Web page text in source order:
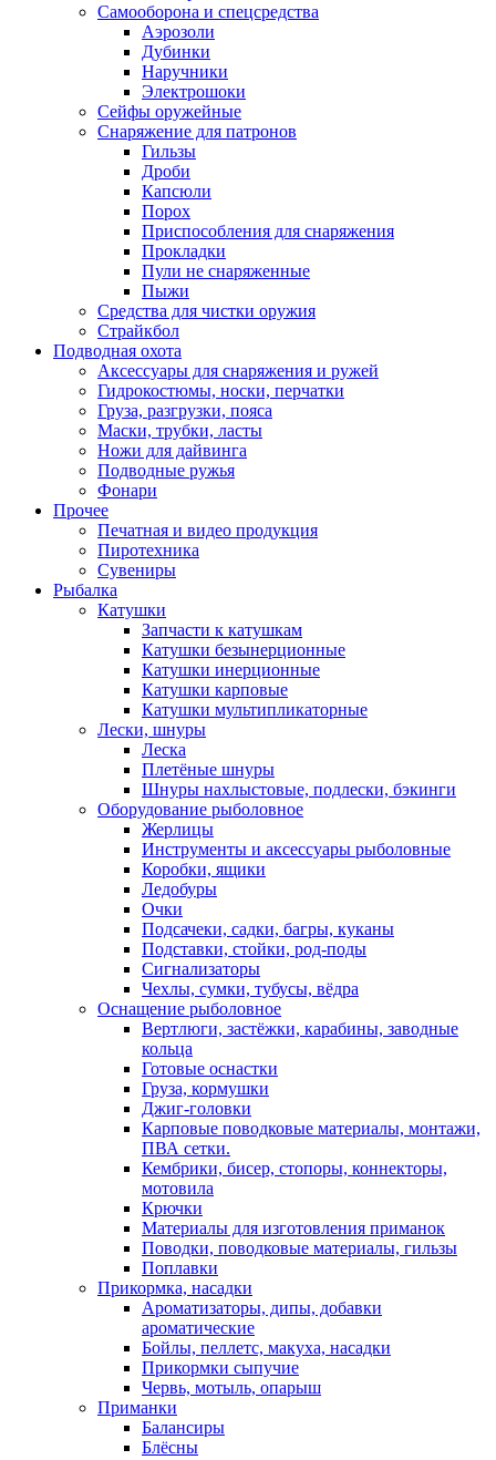
Самооборона и спецсредства
Аэрозоли
Дубинки
Наручники
Электрошоки
Сейфы оружейные
Снаряжение для патронов
Гильзы
Дроби
Капсюли
Порох
Приспособления для снаряжения
Прокладки
Пули не снаряженные
Пыжи
Средства для чистки оружия
Страйкбол
Подводная охота
Аксессуары для снаряжения и ружей
Гидрокостюмы, носки, перчатки
Груза, разгрузки, пояса
Маски, трубки, ласты
Ножи для дайвинга
Подводные ружья
Фонари
Прочее
Печатная и видео продукция
Пиротехника
Сувениры
Рыбалка
Катушки
Запчасти к катушкам
Катушки безынерционные
Катушки инерционные
Катушки карповые
Катушки мультипликаторные
Лески, шнуры
Леска
Плетёные шнуры
Шнуры нахлыстовые, подлески, бэкинги
Оборудование рыболовное
Жерлицы
Инструменты и аксессуары рыболовные
Коробки, ящики
Ледобуры
Очки
Подсачеки, садки, багры, куканы
Подставки, стойки, род-поды
Сигнализаторы
Чехлы, сумки, тубусы, вёдра
Оснащение рыболовное
Вертлюги, застёжки, карабины, заводные
кольца
Готовые оснастки
Груза, кормушки
Джиг-головки
Карповые поводковые материалы, монтажи,
ПВА сетки.
Кембрики, бисер, стопоры, коннекторы,
мотовила
Крючки
Материалы для изготовления приманок
Поводки, поводковые материалы, гильзы
Поплавки
Прикормка, насадки
Ароматизаторы, дипы, добавки
ароматические
Бойлы, пеллетс, макуха, насадки
Прикормки сыпучие
Червь, мотыль, опарыш
Приманки
Балансиры
Блёсны